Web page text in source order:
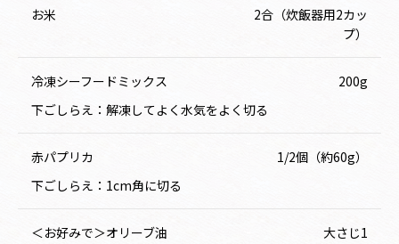
お米
2合（炊飯器用2カッ
プ）
冷凍シーフードミックス
200g
下ごしらえ：解凍してよく水気をよく切る
赤パプリカ
1/2個（約60g）
下ごしらえ：1cm角に切る
＜お好みで＞オリーブ油 大さじ1